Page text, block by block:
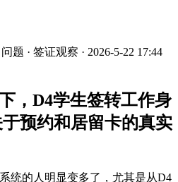
题 · 签证观察 · 2026-5-22 17:44
，D4学生签转工作身
预约和居留卡的真实
统的人明显变多了，尤其是从D4